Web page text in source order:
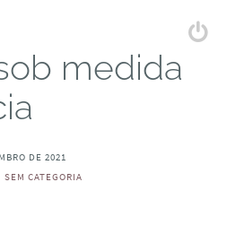
medida
DE 2021
SEM CATEGORIA